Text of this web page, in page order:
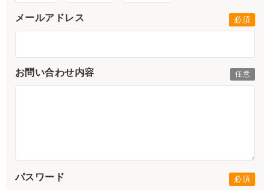
メールアドレス
お問い合わせ内容
パスワード